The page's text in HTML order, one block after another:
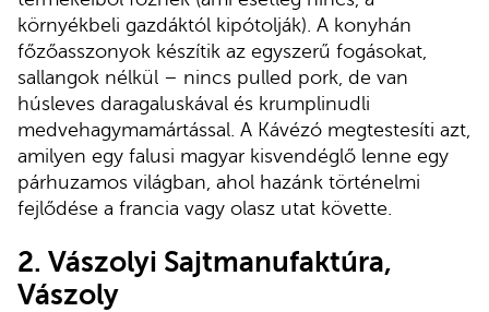
környékbeli gazdáktól kipótolják). A konyhán
főzőasszonyok készítik az egyszerű fogásokat,
sallangok nélkül – nincs pulled pork, de van
húsleves daragaluskával és krumplinudli
medvehagymamártással. A Kávézó megtestesíti azt,
amilyen egy falusi magyar kisvendéglő lenne egy
párhuzamos világban, ahol hazánk történelmi
fejlődése a francia vagy olasz utat követte.
2. Vászolyi Sajtmanufaktúra,
Vászoly